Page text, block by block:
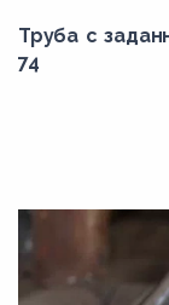
Труба с
74